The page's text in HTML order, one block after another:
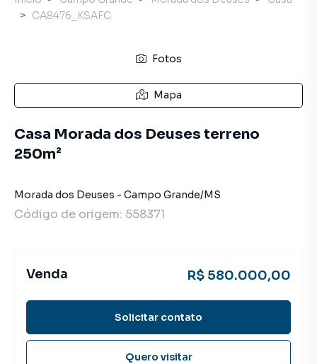
CA8476_KSAFC
Fotos
Mapa
Casa Morada dos Deuses terreno
250m²
Morada dos Deuses - Campo Grande/MS
Código de origem: 558371
Venda R$ 580.000,00
Solicitar contato
Quero visitar